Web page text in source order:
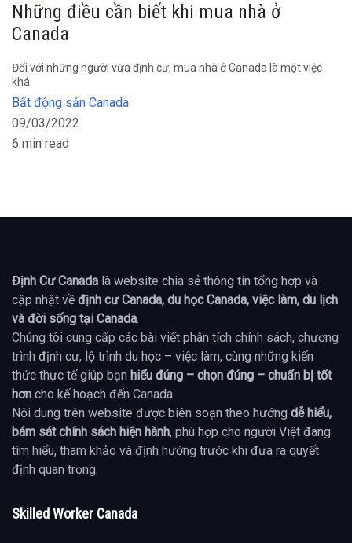
Những điều cần biết khi mua nhà ở
Canada
Đối với những người vừa định cư, mua nhà ở Canada là một việc
khá
Bất động sản Canada
09/03/2022
6 min read
Định Cư Canada là website chia sẻ thông tin tổng hợp và
cập nhật về định cư Canada, du học Canada, việc làm, du lịch
và đời sống tại Canada.
Chúng tôi cung cấp các bài viết phân tích chính sách, chương
trình định cư, lộ trình du học – việc làm, cùng những kiến
thức thực tế giúp bạn hiểu đúng – chọn đúng – chuẩn bị tốt
hơn cho kế hoạch đến Canada.
Nội dung trên website được biên soạn theo hướng dễ hiểu,
bám sát chính sách hiện hành, phù hợp cho người Việt đang
tìm hiểu, tham khảo và định hướng trước khi đưa ra quyết
định quan trọng.
Skilled Worker Canada